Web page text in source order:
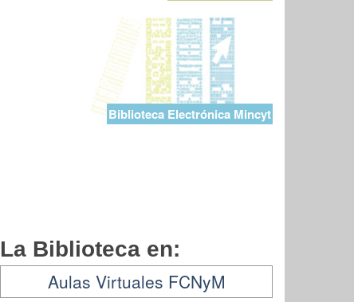
Biblioteca Electrónica Mincyt
La Biblioteca en:
Aulas Virtuales FCNyM